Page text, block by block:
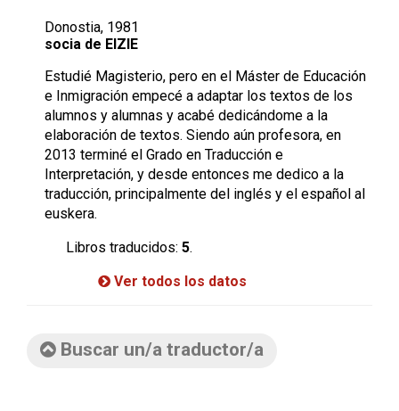
Donostia, 1981
socia de EIZIE
Estudié Magisterio, pero en el Máster de Educación
e Inmigración empecé a adaptar los textos de los
alumnos y alumnas y acabé dedicándome a la
elaboración de textos. Siendo aún profesora, en
2013 terminé el Grado en Traducción e
Interpretación, y desde entonces me dedico a la
traducción, principalmente del inglés y el español al
euskera.
Libros traducidos: 5.
Ver todos los datos
Buscar un/a traductor/a